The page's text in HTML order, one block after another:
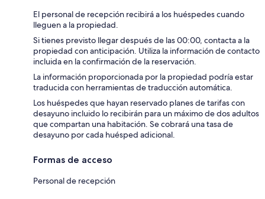
El personal de recepción recibirá a los huéspedes cuando
lleguen a la propiedad.
Si tienes previsto llegar después de las 00:00, contacta a la
propiedad con anticipación. Utiliza la información de contacto
incluida en la confirmación de la reservación.
La información proporcionada por la propiedad podría estar
traducida con herramientas de traducción automática.
Los huéspedes que hayan reservado planes de tarifas con
desayuno incluido lo recibirán para un máximo de dos adultos
que compartan una habitación. Se cobrará una tasa de
desayuno por cada huésped adicional.
Formas de acceso
Personal de recepción